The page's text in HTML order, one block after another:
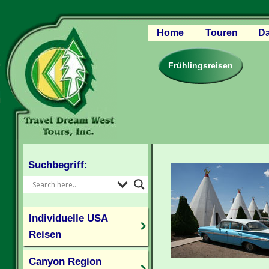
Home
Touren
Canyon Region
Rocky
Pazifischer
Frühlingsreisen
Suchbegriff:
Individuelle USA
Reisen
Canyon Region